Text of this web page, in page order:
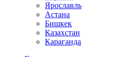
Ярославль
Астана
Бишкек
Казахстан
Караганда